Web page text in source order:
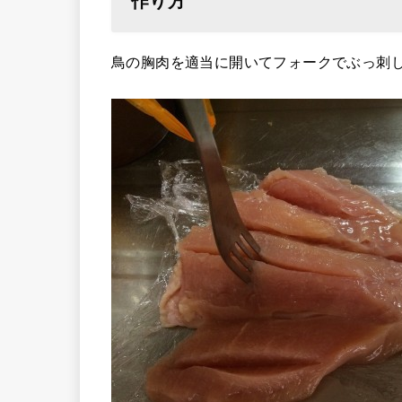
鳥の胸肉を適当に開いてフォークでぶっ刺